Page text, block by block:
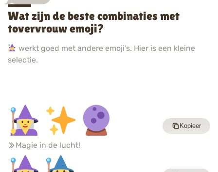
Wat zijn de beste combinaties met
tovervrouw emoji?
werkt goed met andere emoji’s. Hier is een kleine
selectie.
Magie in de lucht!
Kopieer